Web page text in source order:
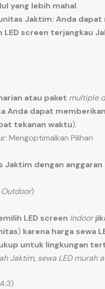
yang lebih mahal.
Jaktim: Anda dapat
LED screen terjangkau
atau paket multiple
Anda dapat memberikan
tekanan waktu).
Mengoptimalkan Pilihan
Jaktim dengan anggaran
Outdoor)
LED screen Indoor
) karena harga sewa
untuk lingkungan
Jaktim, sewa LED murah